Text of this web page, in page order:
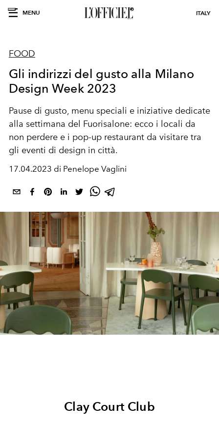
MENU ITALY
FOOD
Gli indirizzi del gusto alla Milano
Design Week 2023
Pause di gusto, menu speciali e iniziative dedicate
alla settimana del Fuorisalone: ecco i locali da
non perdere e i pop-up restaurant da visitare tra
gli eventi di design in città.
17.04.2023 di Penelope Vaglini
Clay Court Club